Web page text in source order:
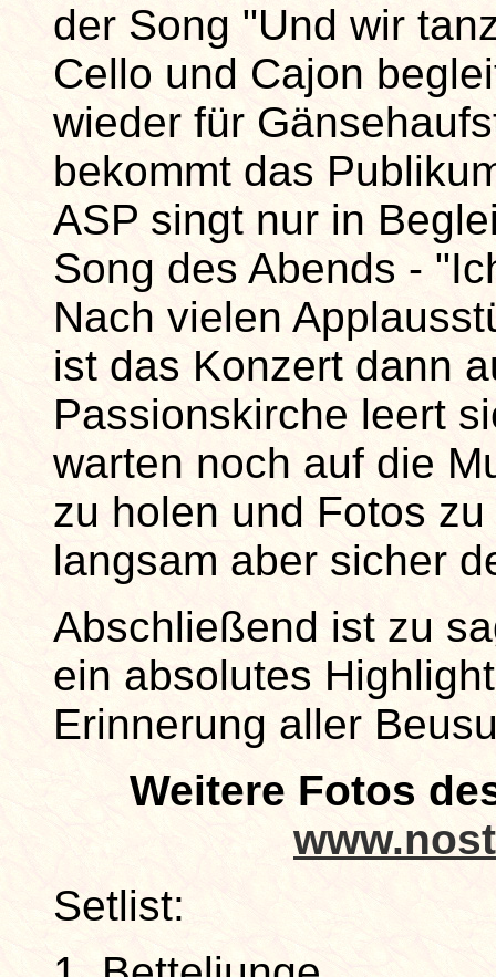
der Song "Und wir
Cello und Cajon
wieder für
bekommt das
ASP singt nur in
Song des Abends -
Nach vielen
ist das Konzert dann
Passionskirche leert
warten noch auf die
zu holen und Fotos
langsam aber sicher
Abschließend ist zu
ein absolutes
Erinnerung aller
Weitere Fotos
Setlist: